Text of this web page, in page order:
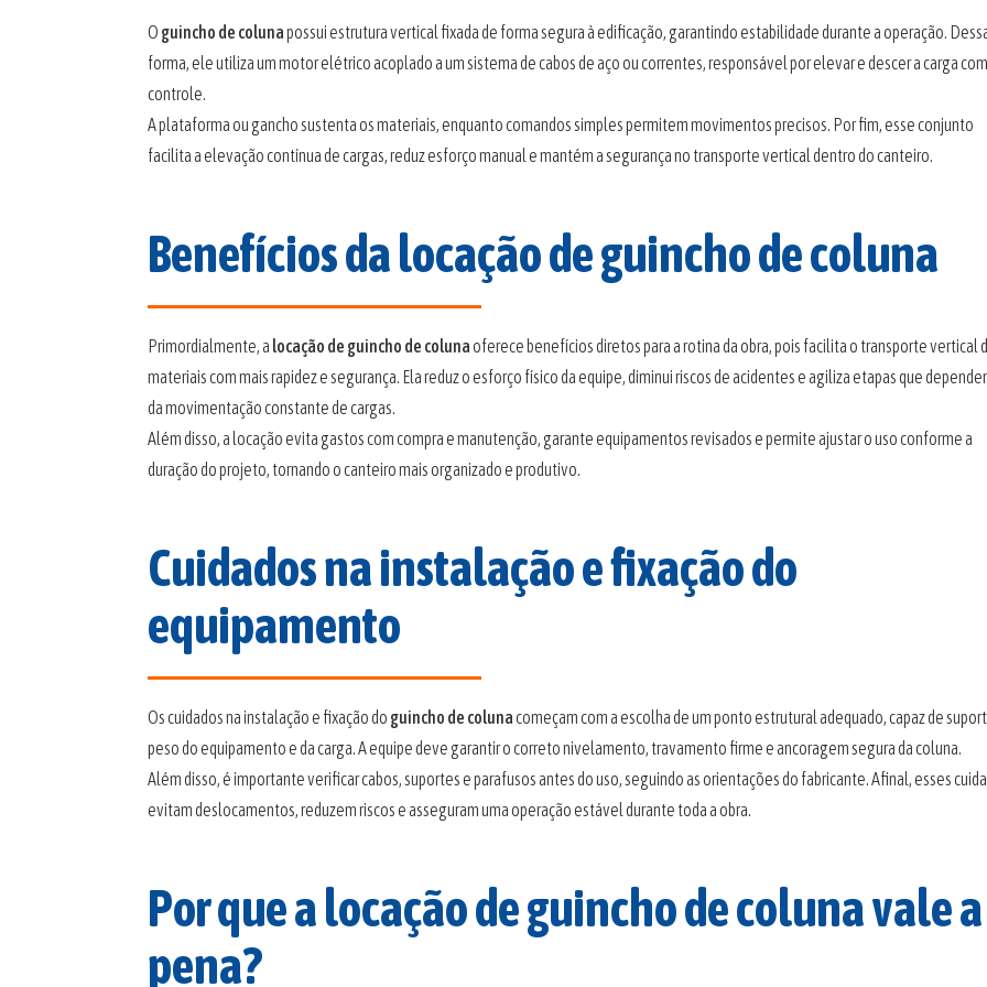
O guincho de colunapossui estrutura vertical fixada de forma segura à edificação, garantindo estabilidade durante a operação.
forma, ele utiliza um motor elétrico acoplado a um sistema de cabos de aço ou correntes, responsável por elevar e descer a carga com
controle.
A plataforma ou gancho sustenta os materiais, enquanto comandos simples permitem movimentos precisos. Por fim, esse conjunto
facilita a elevação contínua de cargas, reduz esforço manual e mantém a segurança no transporte vertical dentro do canteiro.
Benefícios da locação de guincho de coluna
Primordialmente, a locação de guincho de colunaoferece benefícios diretos para a rotina da obra, pois facilita o transporte vertical
materiais com mais rapidez e segurança. Ela reduz o esforço físico da equipe, diminui riscos de acidentes e agiliza etapas que
da movimentação constante de cargas.
Além disso, a locação evita gastos com compra e manutenção, garante equipamentos revisados e permite ajustar o uso conforme a
duração do projeto, tornando o canteiro mais organizado e produtivo.
Cuidados na instalação e fixação do
equipamento
Os cuidados na instalação e fixação do guincho de colunacomeçam com a escolha de um ponto estrutural adequado, capaz de
peso do equipamento e da carga. A equipe deve garantir o correto nivelamento, travamento firme e ancoragem segura da coluna.
Além disso, é importante verificar cabos, suportes e parafusos antes do uso, seguindo as orientações do fabricante. Afinal, esses
evitam deslocamentos, reduzem riscos e asseguram uma operação estável durante toda a obra.
Por que a locação de guincho de coluna vale a
pena?